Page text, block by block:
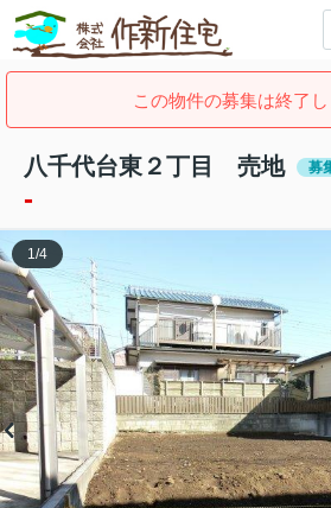
この物件の募集は終了し
八千代台東２丁目 売地 募
-
1/4